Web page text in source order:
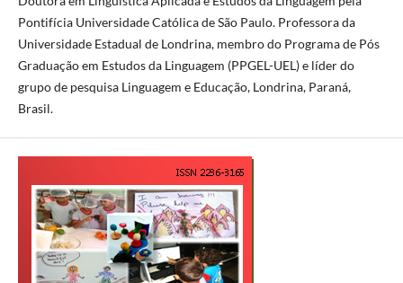
Pontifícia Universidade Católica de São Paulo. Professora da
Universidade Estadual de Londrina, membro do Programa de Pós
Graduação em Estudos da Linguagem (PPGEL-UEL) e líder do
grupo de pesquisa Linguagem e Educação, Londrina, Paraná,
Brasil.